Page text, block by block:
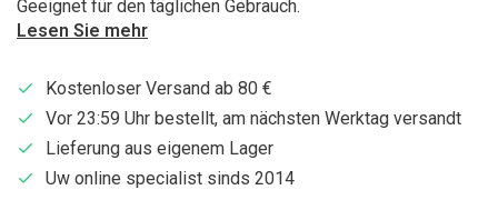
Geeignet für den täglichen Gebrauch.
Lesen Sie mehr
Kostenloser Versand ab 80 €
Vor 23:59 Uhr bestellt, am nächsten Werktag versandt
Lieferung aus eigenem Lager
Uw online specialist sinds 2014